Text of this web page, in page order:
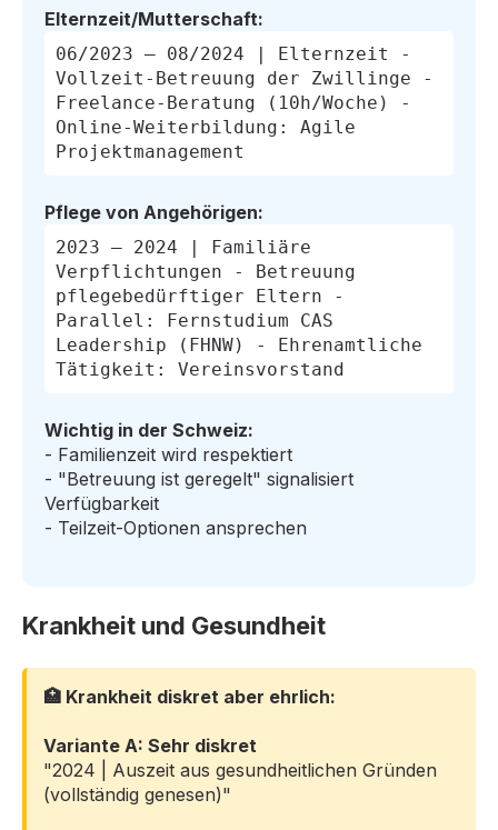
Elternzeit/Mutterschaft:
06/2023 – 08/2024 | Elternzeit -
Vollzeit-Betreuung der Zwillinge -
Freelance-Beratung (10h/Woche) -
Online-Weiterbildung: Agile
Projektmanagement
Pflege von Angehörigen:
2023 – 2024 | Familiäre
Verpflichtungen - Betreuung
pflegebedürftiger Eltern -
Parallel: Fernstudium CAS
Leadership (FHNW) - Ehrenamtliche
Tätigkeit: Vereinsvorstand
Wichtig in der Schweiz:
- Familienzeit wird respektiert
- "Betreuung ist geregelt" signalisiert
Verfügbarkeit
- Teilzeit-Optionen ansprechen
Krankheit und Gesundheit
🏥 Krankheit diskret aber ehrlich:
Variante A: Sehr diskret
"2024 | Auszeit aus gesundheitlichen Gründen
(vollständig genesen)"